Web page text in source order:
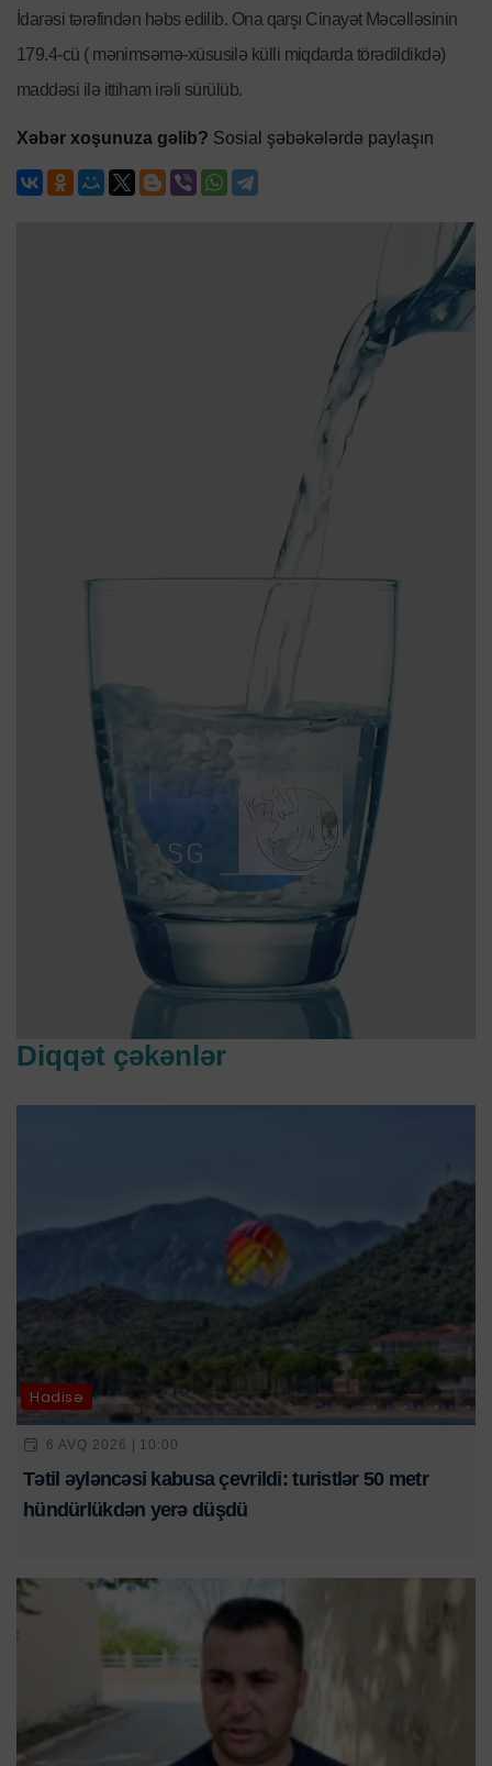
İdarəsi tərəfindən həbs edilib. Ona qarşı Cinayət Məcəlləsinin
179.4-cü ( mənimsəmə-xüsusilə külli miqdarda törədildikdə)
maddəsi ilə ittiham irəli sürülüb.
Xəbər xoşunuza gəlib? Sosial şəbəkələrdə paylaşın
Diqqət çəkənlər
Hadisə
6 AVQ 2026 | 10:00
Tətil əyləncəsi kabusa çevrildi: turistlər 50 metr
hündürlükdən yerə düşdü